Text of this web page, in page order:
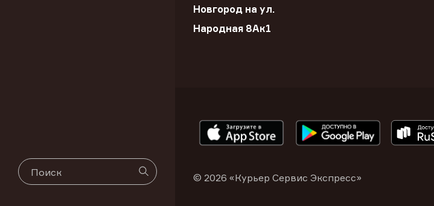
Новгород на ул.
Народная 8Ак1
© 2026 «Курьер Сервис Экспресс»